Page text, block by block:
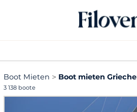
Boot Mieten Boot mieten
3 138 boote